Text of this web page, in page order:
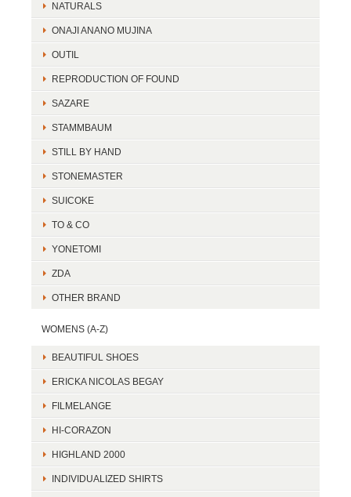
NATURALS
ONAJI ANANO MUJINA
OUTIL
REPRODUCTION OF FOUND
SAZARE
STAMMBAUM
STILL BY HAND
STONEMASTER
SUICOKE
TO & CO
YONETOMI
ZDA
OTHER BRAND
WOMENS (A-Z)
BEAUTIFUL SHOES
ERICKA NICOLAS BEGAY
FILMELANGE
HI-CORAZON
HIGHLAND 2000
INDIVIDUALIZED SHIRTS